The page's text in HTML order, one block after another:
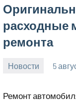
расходные
ремонта
Новости 5
Ремонт